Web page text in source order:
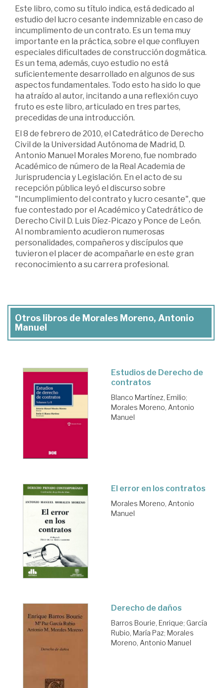
Este libro, como su título indica, está dedicado al
estudio del lucro cesante indemnizable en caso de
incumplimento de un contrato. Es un tema muy
importante en la práctica, sobre el que confluyen
especiales dificultades de construcción dogmática.
Es un tema, además, cuyo estudio no está
suficientemente desarrollado en algunos de sus
aspectos fundamentales. Todo esto ha sido lo que
ha atraído al autor, incitando a una reflexión cuyo
fruto es este libro, articulado en tres partes,
precedidas de una introducción.
El 8 de febrero de 2010, el Catedrático de Derecho
Civil de la Universidad Autónoma de Madrid, D.
Antonio Manuel Morales Moreno, fue nombrado
Académico de número de la Real Academia de
Jurisprudencia y Legislación. En el acto de su
recepción pública leyó el discurso sobre
"Incumplimiento del contrato y lucro cesante", que
fue contestado por el Académico y Catedrático de
Derecho Civil D. Luis Díez-Picazo y Ponce de León.
Al nombramiento acudieron numerosas
personalidades, compañeros y discípulos que
tuvieron el placer de acompañarle en este gran
reconocimiento a su carrera profesional.
Otros libros de Morales Moreno, Antonio
Manuel
Estudios de Derecho de
contratos
Blanco Martínez, Emilio;
Morales Moreno, Antonio
Manuel
El error en los contratos
Morales Moreno, Antonio
Manuel
Derecho de daños
Barros Bourie, Enrique; García
Rubio, María Paz; Morales
Moreno, Antonio Manuel